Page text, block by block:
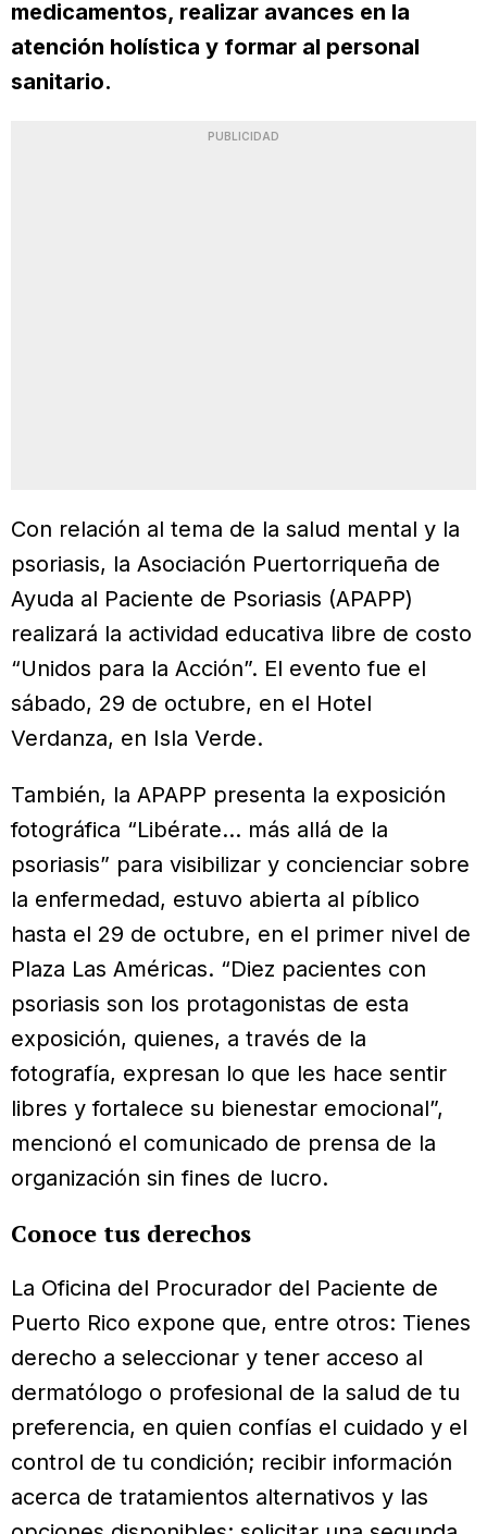
medicamentos, realizar avances en la
atención holística y formar al personal
sanitario.
PUBLICIDAD
Con relación al tema de la salud mental y la
psoriasis, la Asociación Puertorriqueña de
Ayuda al Paciente de Psoriasis (APAPP)
realizará la actividad educativa libre de costo
“Unidos para la Acción”. El evento fue el
sábado, 29 de octubre, en el Hotel
Verdanza, en Isla Verde.
También, la APAPP presenta la exposición
fotográfica “Libérate… más allá de la
psoriasis” para visibilizar y concienciar sobre
la enfermedad, estuvo abierta al píblico
hasta el 29 de octubre, en el primer nivel de
Plaza Las Américas. “Diez pacientes con
psoriasis son los protagonistas de esta
exposición, quienes, a través de la
fotografía, expresan lo que les hace sentir
libres y fortalece su bienestar emocional”,
mencionó el comunicado de prensa de la
organización sin fines de lucro.
Conoce tus derechos
La Oficina del Procurador del Paciente de
Puerto Rico expone que, entre otros: Tienes
derecho a seleccionar y tener acceso al
dermatólogo o profesional de la salud de tu
preferencia, en quien confías el cuidado y el
control de tu condición; recibir información
acerca de tratamientos alternativos y las